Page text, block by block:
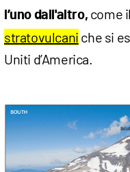
l’uno dall'altro, come
stratovulcani che si
Uniti d’America.